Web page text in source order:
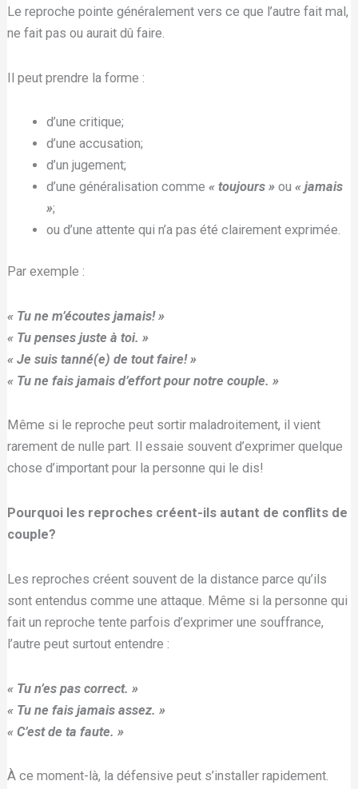
Le reproche pointe généralement vers ce que l’autre fait mal,
ne fait pas ou aurait dû faire.
Il peut prendre la forme :
d’une critique;
d’une accusation;
d’un jugement;
d’une généralisation comme« toujours » ou« jamais
»;
ou d’une attente qui n’a pas été clairement exprimée.
Par exemple :
« Tu ne m’écoutes jamais! »
« Tu penses juste à toi. »
« Je suis tanné(e) de tout faire! »
« Tu ne fais jamais d’effort pour notre couple. »
Même si le reproche peut sortir maladroitement, il vient
rarement de nulle part. Il essaie souvent d’exprimer quelque
chose d’important pour la personne qui le dis!
Pourquoi les reproches créent-ils autant de conflits de
couple?
Les reproches créent souvent de la distance parce qu’ils
sont entendus comme une attaque. Même si la personne qui
fait un reproche tente parfois d’exprimer une souffrance,
l’autre peut surtout entendre :
« Tu n’es pas correct. »
« Tu ne fais jamais assez. »
« C’est de ta faute. »
À ce moment-là, la défensive peut s’installer rapidement.